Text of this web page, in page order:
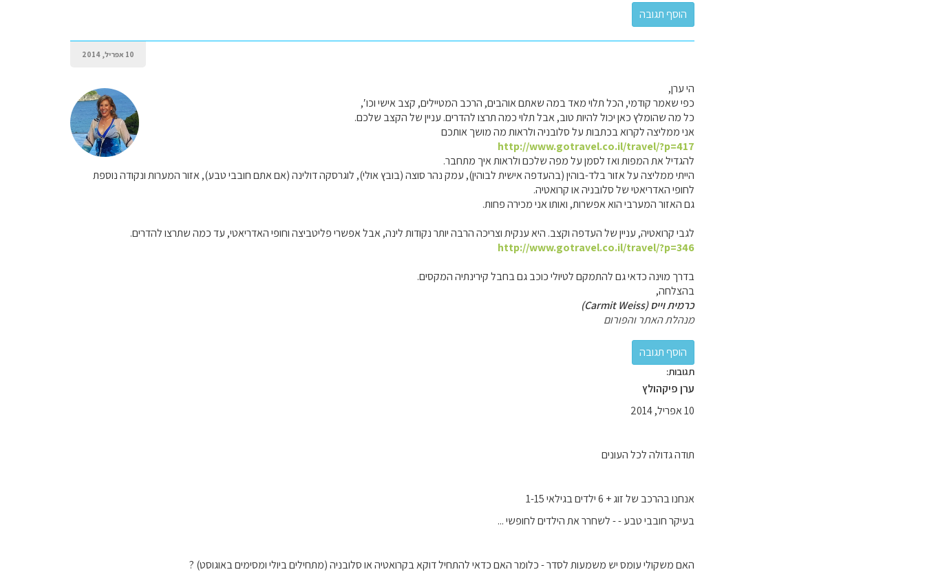
10 אפריל, 2014
הי ערן,
כפי שאמר קודמי, הכל תלוי מאד במה שאתם אוהבים, הרכב המטיילים, קצב אישי וכו′,
כל מה שהומלץ כאן יכול להיות טוב, אבל תלוי כמה תרצו להדרים. עניין של הקצב שלכם.
אני ממליצה לקרוא בכתבות על סלובניה ולראות מה מושך אותכם
http://www.gotravel.co.il/travel/?p=417
להגדיל את המפות ואז לסמן על מפה שלכם ולראות איך מתחבר.
הייתי ממליצה על אזור בלד-בוהין (בהעדפה אישית לבוהין), עמק נהר סוצה (בובץ אולי), לוגרסקה דולינה (אם אתם חובבי טבע), אזור המערות ונקודה נוספת
לחופי האדריאטי של סלובניה או קרואטיה.
גם האזור המערבי הוא אפשרות, ואותו אני מכירה פחות.
לגבי קרואטיה, עניין של העדפה וקצב. היא ענקית וצריכה הרבה יותר נקודות לינה, אבל אפשרי פליטביצה וחופי האדריאטי, עד כמה שתרצו להדרים.
http://www.gotravel.co.il/travel/?p=346
בדרך מוינה כדאי גם להתמקם לטיולי כוכב גם בחבל קירינתיה המקסים.
בהצלחה,
כרמית וייס (Carmit Weiss)
מנהלת האתר והפורום
תגובות:
ערן פיקהולץ
10 אפריל, 2014
תודה גדולה לכל העונים
אנחנו בהרכב של זוג + 6 ילדים בגילאי 1-15
בעיקר חובבי טבע - - לשחרר את הילדים לחופשי ...
האם משקולי עומס יש משמעות לסדר - כלומר האם כדאי להתחיל דוקא בקרואטיה או סלובניה (מתחילים ביולי ומסימים באוגוסט) ?